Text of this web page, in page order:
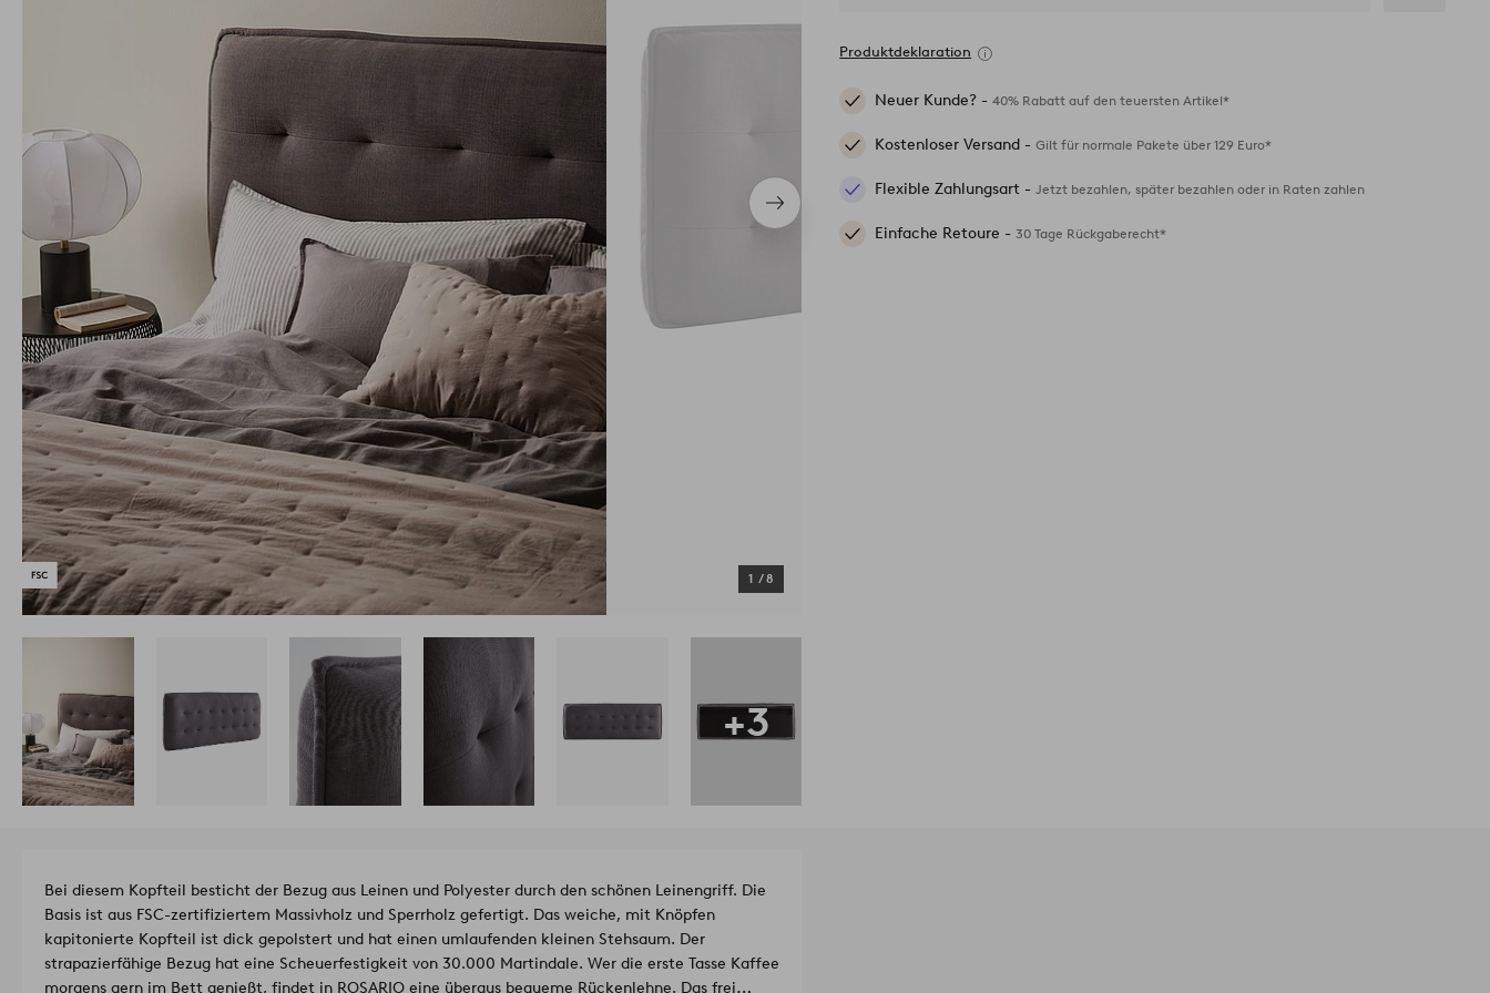
Nächstes
Produkt
1 /8
Produktdeklaration
Neuer Kunde? -40% Rabatt auf den teuersten Artikel*
Kostenloser Versand -Gilt für normale Pakete über 129 Euro*
Flexible Zahlungsart -Jetzt bezahlen, später bezahlen oder in Raten zahlen
Einfache Retoure -30 Tage Rückgaberecht*
+3
Bei diesem Kopfteil besticht der Bezug aus Leinen und Polyester durch den schönen Leinengriff. Die
Basis ist aus FSC-zertifiziertem Massivholz und Sperrholz gefertigt. Das weiche, mit Knöpfen
kapitonierte Kopfteil ist dick gepolstert und hat einen umlaufenden kleinen Stehsaum. Der
strapazierfähige Bezug hat eine Scheuerfestigkeit von 30.000 Martindale. Wer die erste Tasse Kaffee
morgens gern im Bett genießt, findet in ROSARIO eine überaus bequeme Rückenlehne. Das frei